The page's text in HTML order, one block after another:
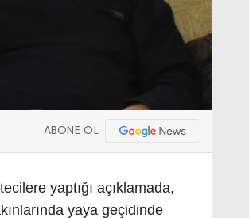
ABONE OL
yaptığı açıklamada,
yaya geçidinde